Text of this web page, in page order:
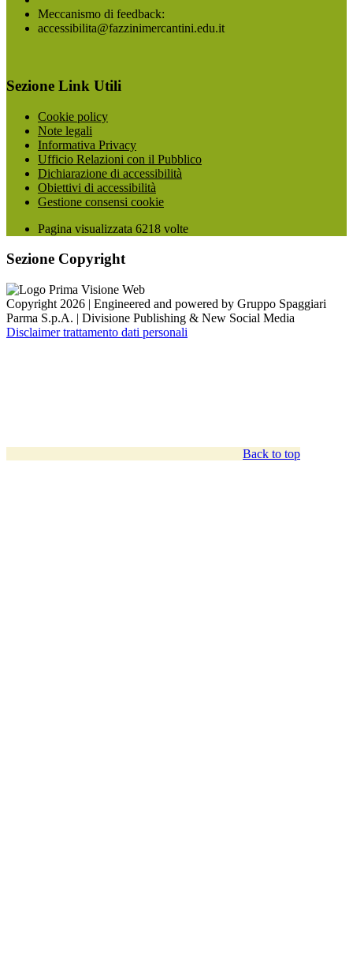
Meccanismo di feedback:
accessibilita@fazzinimercantini.edu.it
Sezione Link Utili
Cookie policy
Note legali
Informativa Privacy
Ufficio Relazioni con il Pubblico
Dichiarazione di accessibilità
Obiettivi di accessibilità
Gestione consensi cookie
Pagina visualizzata 6218 volte
Sezione Copyright
Copyright 2026 | Engineered and powered by Gruppo Spaggiari
Parma S.p.A. | Divisione Publishing & New Social Media
Disclaimer trattamento dati personali
Back to top